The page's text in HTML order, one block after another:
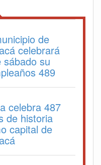
de
celebrará
sábado su
489
celebra 487
de historia
capital de